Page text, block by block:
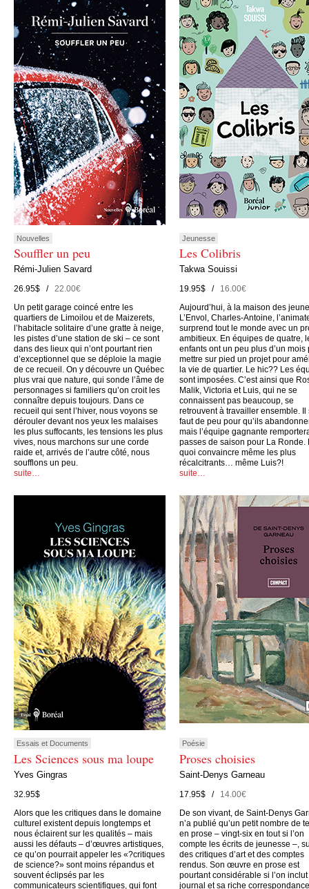
Nouvelles
Souffler un peu
Rémi-Julien Savard
26.95$ /22.00€
Un petit garage coincé entre les
quartiers de Limoilou et de Maizerets,
l’habitacle solitaire d’une gratte à neige,
les pistes d’une station de ski – ce sont
dans des lieux qui n’ont pourtant rien
d’exceptionnel que se déploie la magie
de ce recueil. On y découvre un Québec
plus vrai que nature, qui sonde l’âme de
personnages si familiers qu’on croit les
connaître depuis toujours. Dans ce
recueil qui sent l’hiver, nous voyons se
dérouler devant nos yeux les malaises
les plus suffocants, les tensions les plus
vives, nous marchons sur une corde
raide et, arrivés de l’autre côté, nous
soufflons un peu.
suite…
Jeunesse
Les Colibris
Takwa Souissi
19.95$ /16.00€
Aujourd’hui, à la maison des
L’Envol, Charles-Antoine,
surprend tout le monde avec un
ambitieux. En équipes de quatre,
enfants ont un peu plus d’un mois
mettre sur pied un projet pour
la vie de quartier. Le hic?? Les
sont imposées. C’est ainsi que
Malik, Victoria et Luis, qui ne se
connaissent pas beaucoup, se
retrouvent à travailler ensemble. Il
faut de peu pour qu’ils
mais l’équipe gagnante
passes de saison pour La Ronde.
quoi convaincre même les plus
récalcitrants… même Luis?!
suite…
Essais et Documents
Les Sciences sous ma loupe
Yves Gingras
32.95$
Alors que les critiques dans le domaine
culturel existent depuis longtemps et
nous éclairent sur les qualités – mais
aussi les défauts – d’œuvres artistiques,
ce qu’on pourrait appeler les «?critiques
de science?» sont moins répandus et
souvent éclipsés par les
communicateurs scientifiques, qui font
Poésie
Proses choisies
Saint-Denys Garneau
17.95$ /14.00€
De son vivant, de Saint-Denys
n’a publié qu’un petit nombre de
en prose – vingt-six en tout si l’on
compte les écrits de jeunesse –,
des critiques d’art et des comptes
rendus. Son œuvre en prose est
pourtant considérable si l’on
journal et sa riche